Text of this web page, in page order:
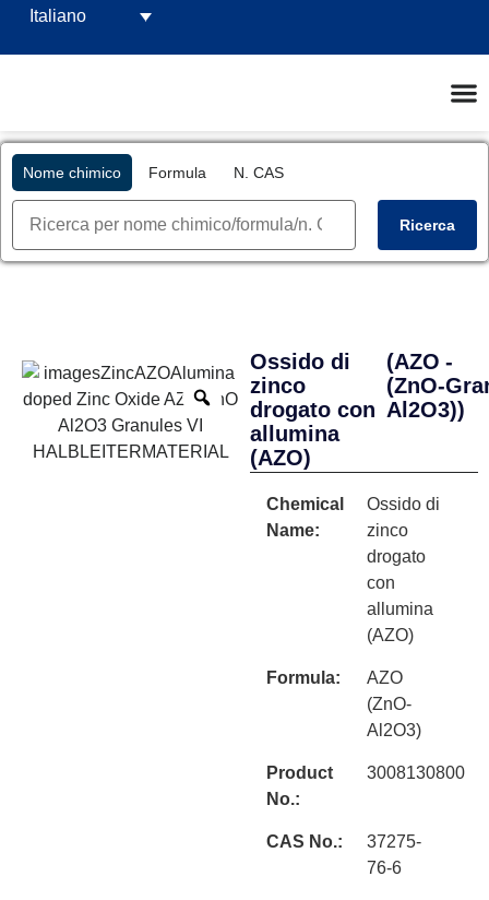
Italiano
Nome chimico Formula N. CAS
Ricerca
Ossido di
zinco
drogato con
allumina
(AZO)
(AZO
(ZnO-
Al2O3))
-
Chemical
Name:
Ossido di
zinco
drogato
con
allumina
(AZO)
Formula:
AZO
(ZnO-
Al2O3)
Product
No.:
3008130800
CAS No.:
37275-
76-6